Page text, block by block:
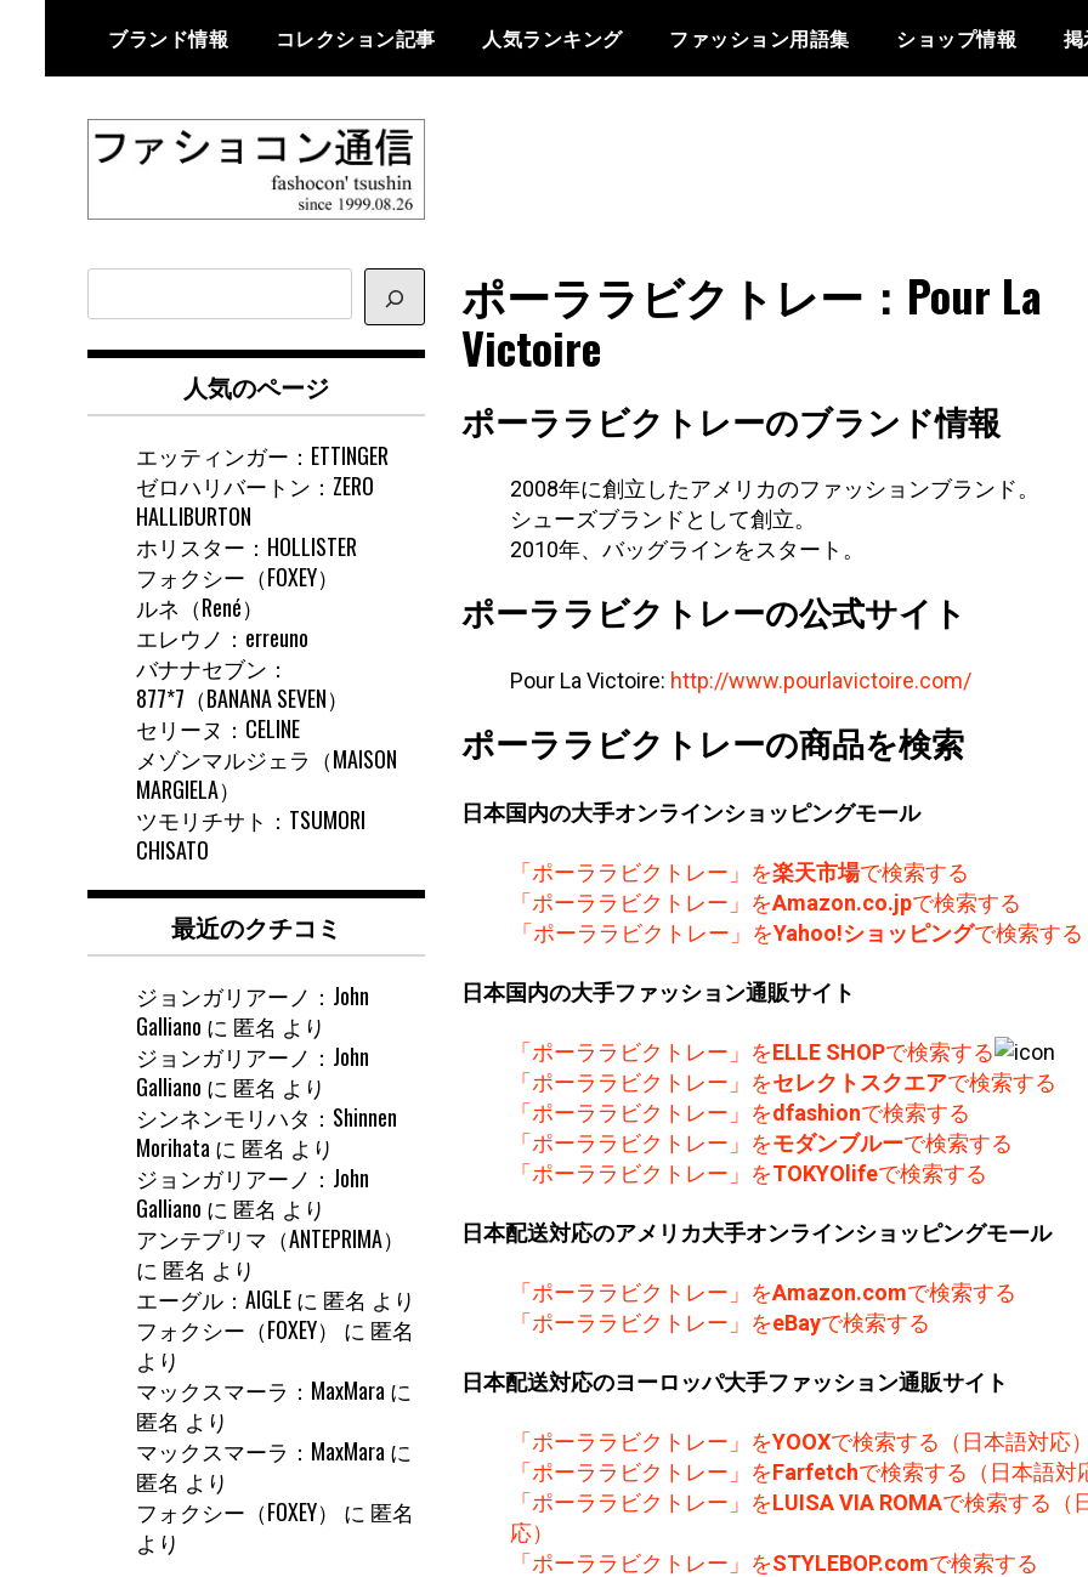
content
ブランド情報 コレクション記事 人気ランキング ファッション用語集 ショップ情報
ファショコン通
信
ザイナーの観点からファッション
とモードを分析するファッション
ポーララビクトレー：Pour La
Victoire
ポーララビクトレーのブランド情報
2008年に創立したアメリカのファッションブランド。
シューズブランドとして創立。
2010年、バッグラインをスタート。
ポーララビクトレーの公式サイト
Pour La Victoire: http://www.pourlavictoire.com/
ポーララビクトレーの商品を検索
日本国内の大手オンラインショッピングモール
「ポーララビクトレー」を楽天市場で検索する
「ポーララビクトレー」をAmazon.co.jpで検索する
「ポーララビクトレー」をYahoo!ショッピングで検索する
日本国内の大手ファッション通販サイト
「ポーララビクトレー」をELLE SHOPで検索する
「ポーララビクトレー」をセレクトスクエアで検索する
「ポーララビクトレー」をdfashionで検索する
「ポーララビクトレー」をモダンブルーで検索する
「ポーララビクトレー」をTOKYOlifeで検索する
日本配送対応のアメリカ大手オンラインショッピングモール
「ポーララビクトレー」をAmazon.comで検索する
「ポーララビクトレー」をeBayで検索する
日本配送対応のヨーロッパ大手ファッション通販サイト
「ポーララビクトレー」をYOOXで検索する（日本語対応）
「ポーララビクトレー」をFarfetchで検索する（日本語対
「ポーララビクトレー」をLUISA VIA ROMAで検索する（
応）
「ポーララビクトレー」をSTYLEBOP.comで検索する
イ
ト
人気のページ
エッティンガー：ETTINGER
ゼロハリバートン：ZERO
HALLIBURTON
ホリスター：HOLLISTER
フォクシー（FOXEY）
ルネ（René）
エレウノ：erreuno
バナナセブン：
877*7（BANANA SEVEN）
セリーヌ：CELINE
メゾンマルジェラ（MAISON
MARGIELA）
ツモリチサト：TSUMORI
CHISATO
最近のクチコミ
ジョンガリアーノ：John
Galliano に 匿名 より
ジョンガリアーノ：John
Galliano に 匿名 より
シンネンモリハタ：Shinnen
Morihataに 匿名 より
ジョンガリアーノ：John
Galliano に 匿名 より
アンテプリマ（ANTEPRIMA）
に 匿名 より
エーグル：AIGLEに 匿名 より
フォクシー（FOXEY）
に 匿名
より
マックスマーラ：MaxMaraに
匿名 より
マックスマーラ：MaxMaraに
匿名 より
フォクシー（FOXEY）
に 匿名
より